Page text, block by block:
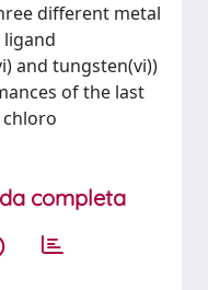
different metal
ligand
and tungsten(vi))
of the last
completa